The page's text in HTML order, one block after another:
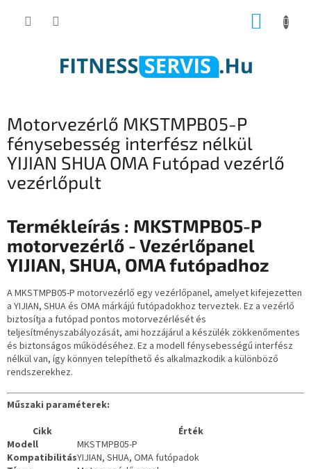
KOSÁR
Motorvezérlő MKSTMPB05-P
fénysebesség interfész nélkül
YIJIAN SHUA OMA Futópad vezérlő
vezérlőpult
Termékleírás : MKSTMPB05-P
motorvezérlő - Vezérlőpanel
YIJIAN, SHUA, OMA futópadhoz
A MKSTMPB05-P motorvezérlő egy vezérlőpanel, amelyet kifejezetten
a YIJIAN, SHUA és OMA márkájú futópadokhoz terveztek. Ez a vezérlő
biztosítja a futópad pontos motorvezérlését és
teljesítményszabályozását, ami hozzájárul a készülék zökkenőmentes
és biztonságos működéséhez. Ez a modell fénysebességű interfész
nélkül van, így könnyen telepíthető és alkalmazkodik a különböző
rendszerekhez.
Műszaki paraméterek:
Cikk
Érték
Modell
MKSTMPB05-P
KompatibilitásYIJIAN, SHUA, OMA futópadok